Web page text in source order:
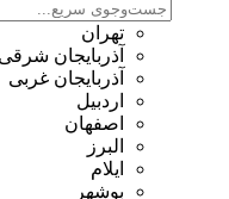
تهران
آذربایجان شرقی
آذربایجان غربی
اردبیل
اصفهان
البرز
ایلام
بوشهر